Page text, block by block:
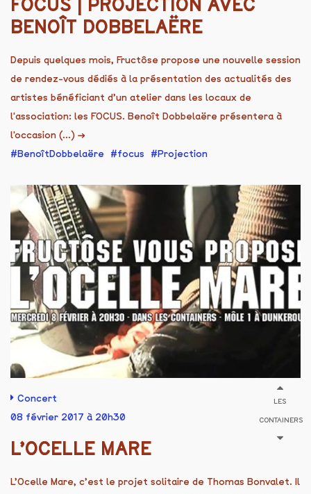
FOCUS | PROJECTION AVEC
BENOÎT DOBBELAËRE
Depuis quelques mois, Fructôse propose une nouvelle session
de rendez-vous dédiés à la présentation des actualités des
artistes bénéficiant d’un atelier dans les locaux de
l'association: les FOCUS. Benoît Dobbelaëre présentera à
l'occasion (...) →
BenoîtDobbelaëre
focus Projection
Concert
08 février 2017 à 20h30
LES
CONTAINERS
L’OCELLE MARE
L’Ocelle Mare, c’est le projet solitaire de Thomas Bonvalet. Il